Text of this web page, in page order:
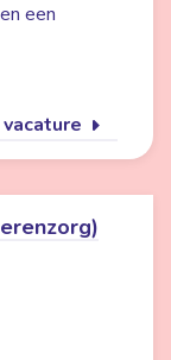
een